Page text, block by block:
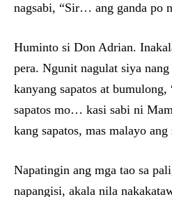
nagsabi, “Sir… ang ganda po
Huminto si Don Adrian.
pera. Ngunit nagulat siya
kanyang sapatos at bumulong,
sapatos mo… kasi sabi ni
kang sapatos, mas malayo
Napatingin ang mga tao sa
napangisi, akala nila